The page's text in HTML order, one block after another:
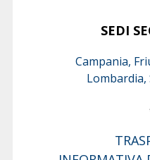
SEDI
Campania,
Lombardia,